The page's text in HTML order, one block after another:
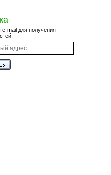
mail для получения